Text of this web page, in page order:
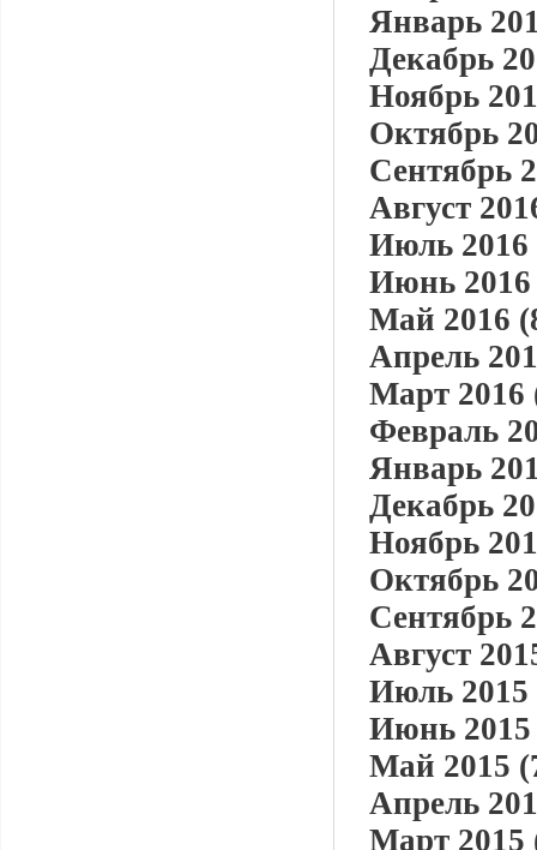
Январь
Декабрь
Ноябрь
Октябрь
Сентябрь
Август
Июль 2016
Июнь 2016
Май 2016
Апрель
Март 2016
Февраль
Январь
Декабрь
Ноябрь
Октябрь
Сентябрь
Август
Июль 2015
Июнь 2015
Май 2015
Апрель
Март 2015